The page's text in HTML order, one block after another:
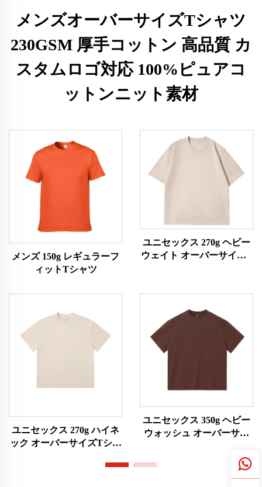
メンズオーバーサイズTシャツ
230GSM 厚手コットン 高品質 カ
スタムロゴ対応 100%ピュアコ
ットンニット素材
メンズ 150g レギュラーフ
ィットTシャツ
ユニセックス 270g ヘビー
ウェイト オーバーサイズT
ユニセックス 270g ハイネ
ック オーバーサイズTシャ
ユニセックス 350g ヘビー
ウォッシュ オーバーサイ